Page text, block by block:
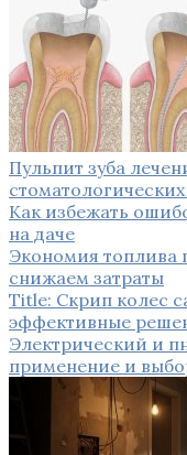
Пульпит зуба
Как избежать
на даче
Экономия топлива
снижаем затраты
Title: Скрип колес
эффективные
Электрический и
применение и